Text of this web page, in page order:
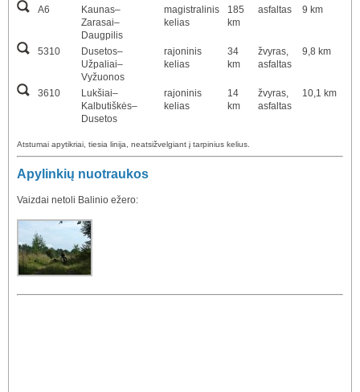
A6
Kaunas–
Zarasai–
Daugpilis
magistralinis
kelias
185
km
asfaltas 9 km
5310
Dusetos–
Užpaliai–
Vyžuonos
rajoninis
kelias
34
km
žvyras,
asfaltas
9,8 km
3610
Lukšiai–
Kalbutiškės–
Dusetos
rajoninis
kelias
14
km
žvyras,
asfaltas
10,1 km
Atstumai apytikriai, tiesia linija, neatsižvelgiant į tarpinius kelius.
Apylinkių nuotraukos
Vaizdai netoli Balinio ežero: